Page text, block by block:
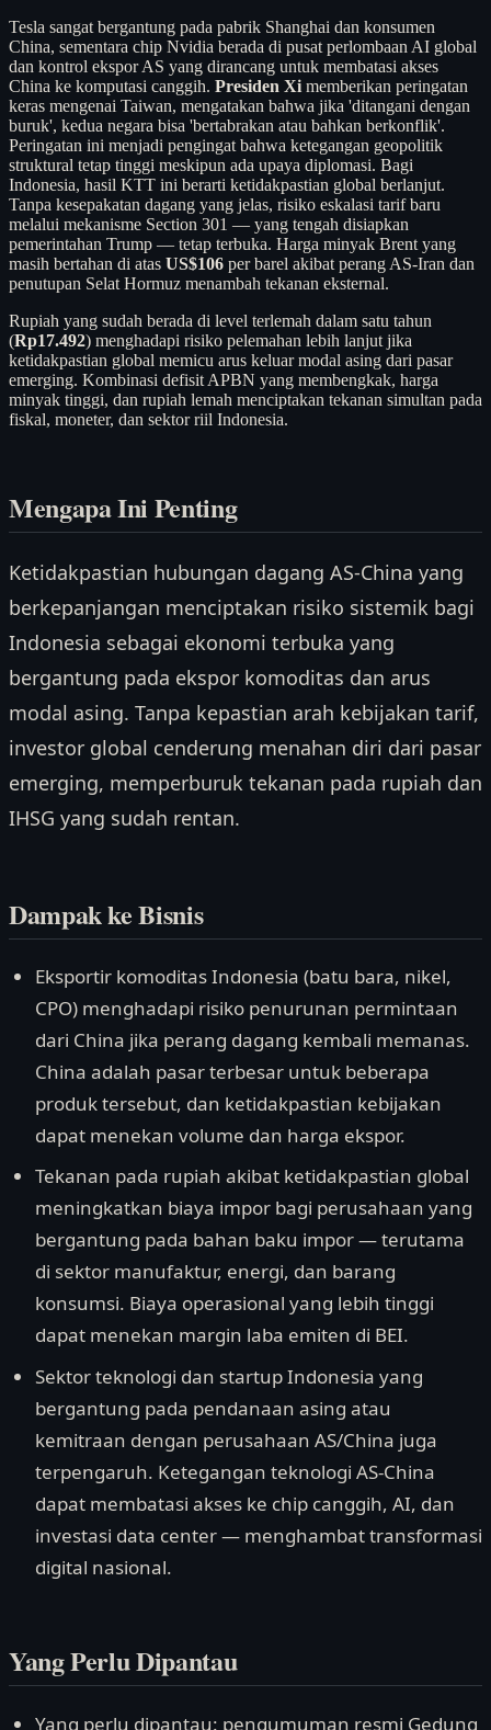
Tesla sangat bergantung pada pabrik Shanghai dan konsumen
China, sementara chip Nvidia berada di pusat perlombaan AI global
dan kontrol ekspor AS yang dirancang untuk membatasi akses
China ke komputasi canggih. Presiden Xi memberikan peringatan
keras mengenai Taiwan, mengatakan bahwa jika 'ditangani dengan
buruk', kedua negara bisa 'bertabrakan atau bahkan berkonflik'.
Peringatan ini menjadi pengingat bahwa ketegangan geopolitik
struktural tetap tinggi meskipun ada upaya diplomasi. Bagi
Indonesia, hasil KTT ini berarti ketidakpastian global berlanjut.
Tanpa kesepakatan dagang yang jelas, risiko eskalasi tarif baru
melalui mekanisme Section 301 — yang tengah disiapkan
pemerintahan Trump — tetap terbuka. Harga minyak Brent yang
masih bertahan di atas US$106 per barel akibat perang AS-Iran dan
penutupan Selat Hormuz menambah tekanan eksternal.
Rupiah yang sudah berada di level terlemah dalam satu tahun
(Rp17.492) menghadapi risiko pelemahan lebih lanjut jika
ketidakpastian global memicu arus keluar modal asing dari pasar
emerging. Kombinasi defisit APBN yang membengkak, harga
minyak tinggi, dan rupiah lemah menciptakan tekanan simultan pada
fiskal, moneter, dan sektor riil Indonesia.
Mengapa Ini Penting
Ketidakpastian hubungan dagang AS-China yang
berkepanjangan menciptakan risiko sistemik bagi
Indonesia sebagai ekonomi terbuka yang
bergantung pada ekspor komoditas dan arus
modal asing. Tanpa kepastian arah kebijakan tarif,
investor global cenderung menahan diri dari pasar
emerging, memperburuk tekanan pada rupiah dan
IHSG yang sudah rentan.
Dampak ke Bisnis
Eksportir komoditas Indonesia (batu bara, nikel,
CPO) menghadapi risiko penurunan permintaan
dari China jika perang dagang kembali memanas.
China adalah pasar terbesar untuk beberapa
produk tersebut, dan ketidakpastian kebijakan
dapat menekan volume dan harga ekspor.
Tekanan pada rupiah akibat ketidakpastian global
meningkatkan biaya impor bagi perusahaan yang
bergantung pada bahan baku impor — terutama
di sektor manufaktur, energi, dan barang
konsumsi. Biaya operasional yang lebih tinggi
dapat menekan margin laba emiten di BEI.
Sektor teknologi dan startup Indonesia yang
bergantung pada pendanaan asing atau
kemitraan dengan perusahaan AS/China juga
terpengaruh. Ketegangan teknologi AS-China
dapat membatasi akses ke chip canggih, AI, dan
investasi data center — menghambat transformasi
digital nasional.
Yang Perlu Dipantau
Yang perlu dipantau: pengumuman resmi Gedung